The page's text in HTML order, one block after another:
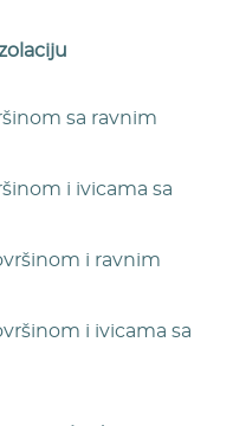
sa ravnim
i ivicama sa
i ravnim
i ivicama sa